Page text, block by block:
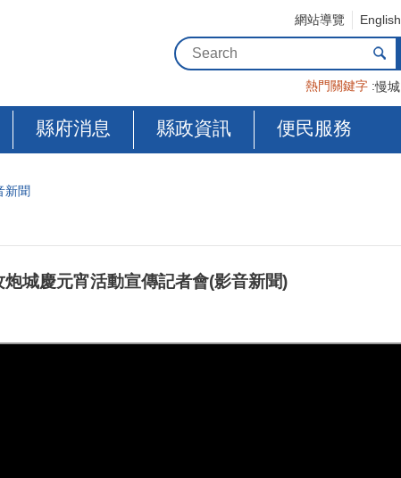
網站導覽 English
熱門關鍵字 慢城
縣府消息 縣政資訊 便民服務
新聞
城慶元宵活動宣傳記者會(影音新聞)